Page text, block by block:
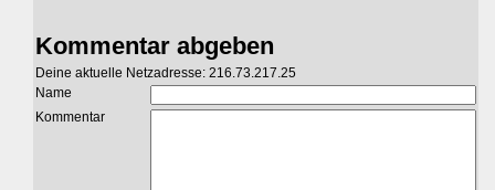
Kommentar abgeben
Deine aktuelle Netzadresse: 216.73.217.25
Name
Kommentar